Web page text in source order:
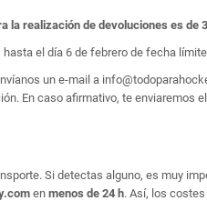
la realización de devoluciones es de
el día 6 de febrero de fecha
un e-mail a
En caso afirmativo, te enviaremos
Si detectas alguno, es muy
en menos de 24 h. Así, los